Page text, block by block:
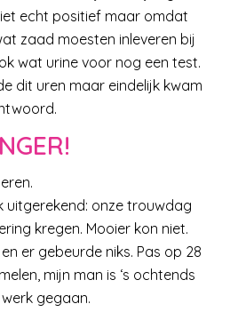
echt positief maar omdat
zaad moesten inleveren bij
wat urine voor nog een test.
dit uren maar eindelijk kwam
uitgerekend: onze trouwdag
kregen. Mooier kon niet.
er gebeurde niks. Pas op 28
mijn man is ‘s ochtends
gegaan.